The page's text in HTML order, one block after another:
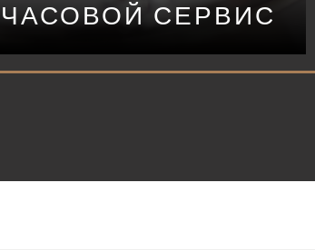
ЧАСОВОЙ СЕРВИС